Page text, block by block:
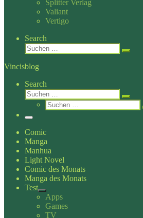
Splitter Verlag
Valiant
Vertigo
Search
Suche
Vincisblog
Search
Suche
Suche
Menü
Comic
Manga
Manhua
Light Novel
Comic des Monats
Manga des Monats
Test
Apps
Games
TV